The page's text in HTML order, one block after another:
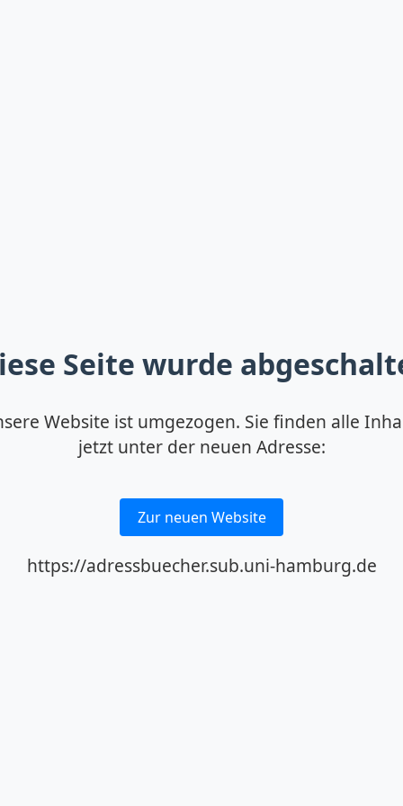
Seite wurde
Website ist umgezogen. Sie finden alle
jetzt unter der neuen Adresse:
Zur neuen Website
https://adressbuecher.sub.uni-hamburg.de